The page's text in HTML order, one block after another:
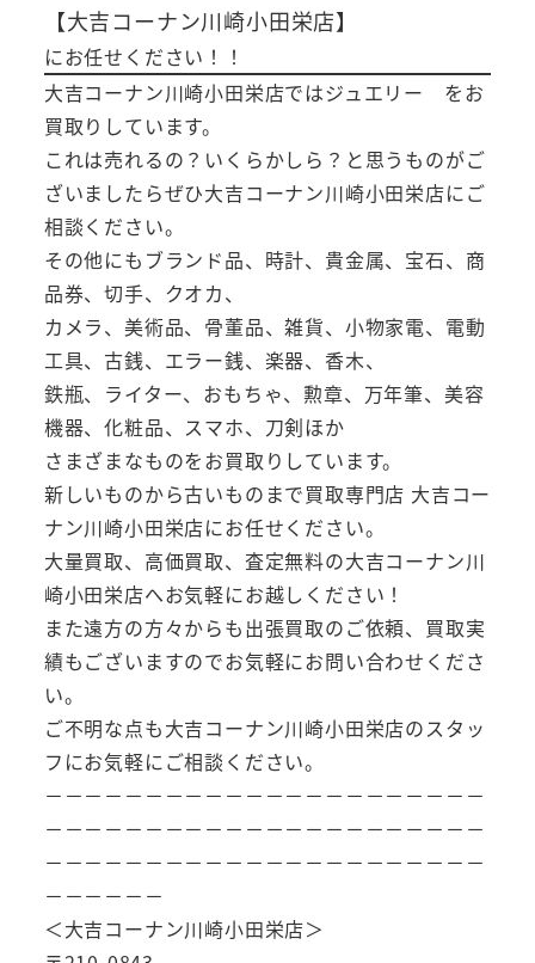
【大吉コーナン川崎小田栄店】
にお任せください！！
大吉コーナン川崎小田栄店ではジュエリー をお
買取りしています。
これは売れるの？いくらかしら？と思うものがご
ざいましたらぜひ大吉コーナン川崎小田栄店にご
相談ください。
その他にもブランド品、時計、貴金属、宝石、商
品券、切手、クオカ、
カメラ、美術品、骨董品、雑貨、小物家電、電動
工具、古銭、エラー銭、楽器、香木、
鉄瓶、ライター、おもちゃ、勲章、万年筆、美容
機器、化粧品、スマホ、刀剣ほか
さまざまなものをお買取りしています。
新しいものから古いものまで買取専門店 大吉コー
ナン川崎小田栄店にお任せください。
大量買取、高価買取、査定無料の大吉コーナン川
崎小田栄店へお気軽にお越しください！
また遠方の方々からも出張買取のご依頼、買取実
績もございますのでお気軽にお問い合わせくださ
い。
ご不明な点も大吉コーナン川崎小田栄店のスタッ
フにお気軽にご相談ください。
－－－－－－－－－－－－－－－－－－－－－－
－－－－－－－－－－－－－－－－－－－－－－
－－－－－－－－－－－－－－－－－－－－－－
－－－－－－
＜大吉コーナン川崎小田栄店＞